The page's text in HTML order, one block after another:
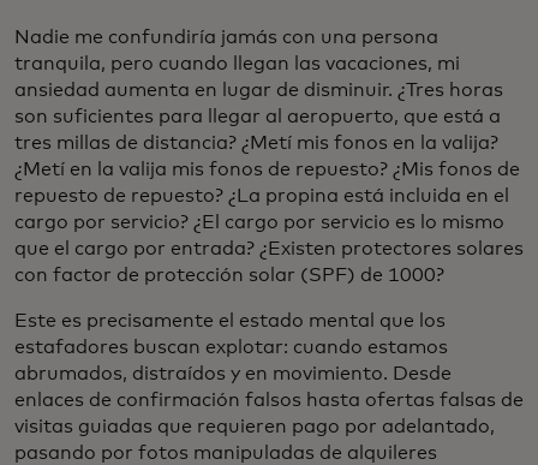
Nadie me confundiría jamás con una persona
tranquila, pero cuando llegan las vacaciones, mi
ansiedad aumenta en lugar de disminuir. ¿Tres horas
son suficientes para llegar al aeropuerto, que está a
tres millas de distancia? ¿Metí mis fonos en la valija?
¿Metí en la valija mis fonos de repuesto? ¿Mis fonos de
repuesto de repuesto? ¿La propina está incluida en el
cargo por servicio? ¿El cargo por servicio es lo mismo
que el cargo por entrada? ¿Existen protectores solares
con factor de protección solar (SPF) de 1000?
Este es precisamente el estado mental que los
estafadores buscan explotar: cuando estamos
abrumados, distraídos y en movimiento. Desde
enlaces de confirmación falsos hasta ofertas falsas de
visitas guiadas que requieren pago por adelantado,
pasando por fotos manipuladas de alquileres